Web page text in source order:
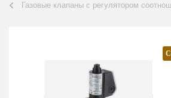
Газовые клапаны с регулятором